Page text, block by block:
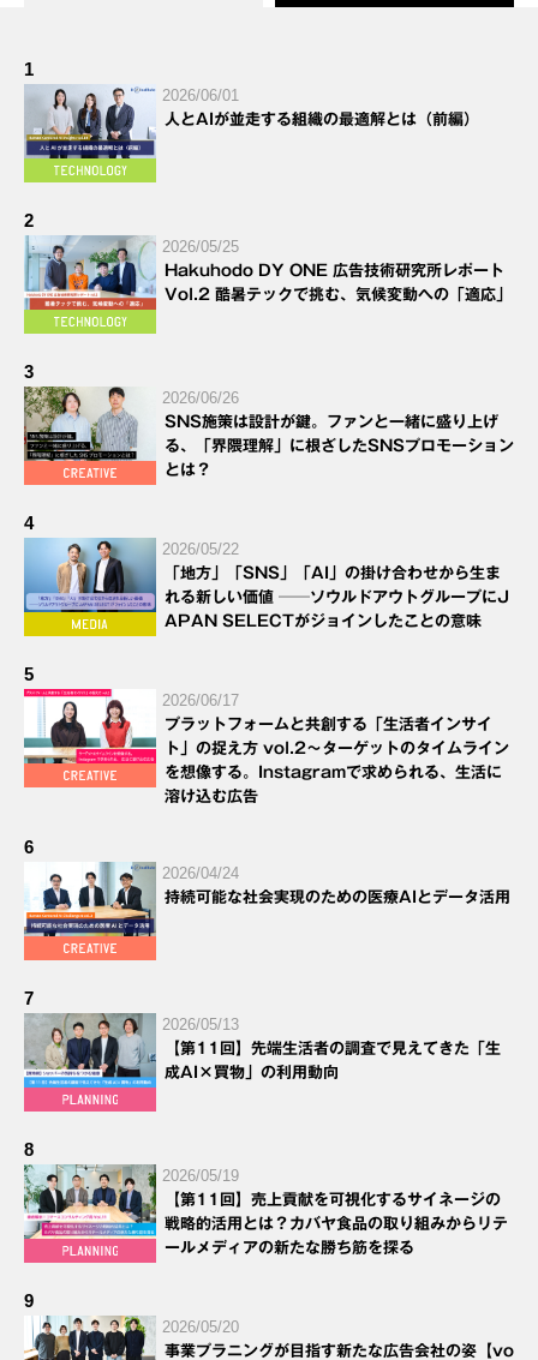
1
2026/06/01
人とAIが並走する組織の最適解とは（前編）
2
2026/05/25
Hakuhodo DY ONE 広告技術研究所レポート
Vol.2 酷暑テックで挑む、気候変動への「適応」
3
2026/06/26
SNS施策は設計が鍵。ファンと一緒に盛り上げ
る、「界隈理解」に根ざしたSNSプロモーション
とは？
4
2026/05/22
「地方」「SNS」「AI」の掛け合わせから生ま
れる新しい価値 ──ソウルドアウトグループにJ
APAN SELECTがジョインしたことの意味
5
2026/06/17
プラットフォームと共創する「生活者インサイ
ト」の捉え方 vol.2～ターゲットのタイムライン
を想像する。Instagramで求められる、生活に
溶け込む広告
6
2026/04/24
持続可能な社会実現のための医療AIとデータ活用
7
2026/05/13
【第11回】先端生活者の調査で見えてきた「生
成AI×買物」の利用動向
8
2026/05/19
【第11回】売上貢献を可視化するサイネージの
戦略的活用とは？カバヤ食品の取り組みからリテ
ールメディアの新たな勝ち筋を探る
9
2026/05/20
事業プラニングが目指す新たな広告会社の姿【vo